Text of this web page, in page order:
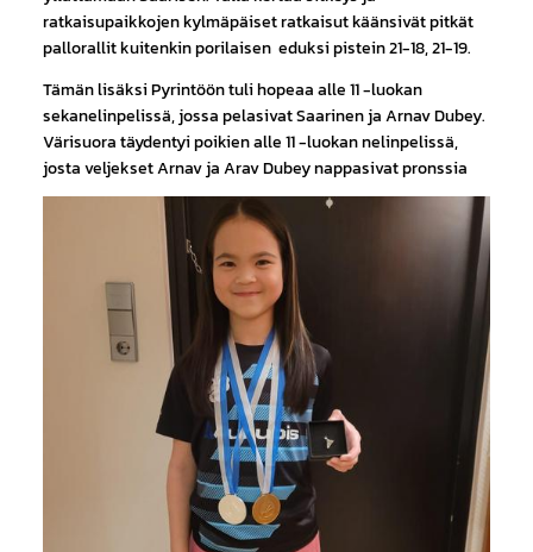
ratkaisupaikkojen kylmäpäiset ratkaisut käänsivät pitkät
pallorallit kuitenkin porilaisen eduksi pistein 21-18, 21-19.
Tämän lisäksi Pyrintöön tuli hopeaa alle 11 -luokan
sekanelinpelissä, jossa pelasivat Saarinen ja Arnav Dubey.
Värisuora täydentyi poikien alle 11 -luokan nelinpelissä,
josta veljekset Arnav ja Arav Dubey nappasivat pronssia